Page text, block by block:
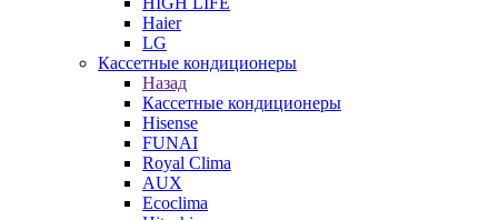
Haier
LG
Кассетные кондиционеры
Назад
Кассетные кондиционеры
Hisense
FUNAI
Royal Clima
AUX
Ecoclima